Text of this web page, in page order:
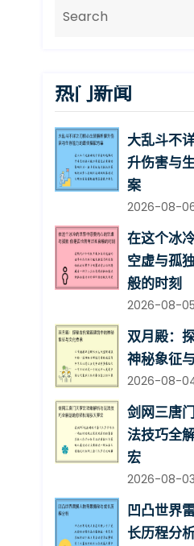
热门新闻
大乱斗不
升伤害与
案
2026-08-
在这个冰
空虚与孤
般的时刻
2026-08-
双月殿：
神秘象征
2026-08-
剑网三唐
法技巧全
宏
2026-08-
凹凸世界
长历程分